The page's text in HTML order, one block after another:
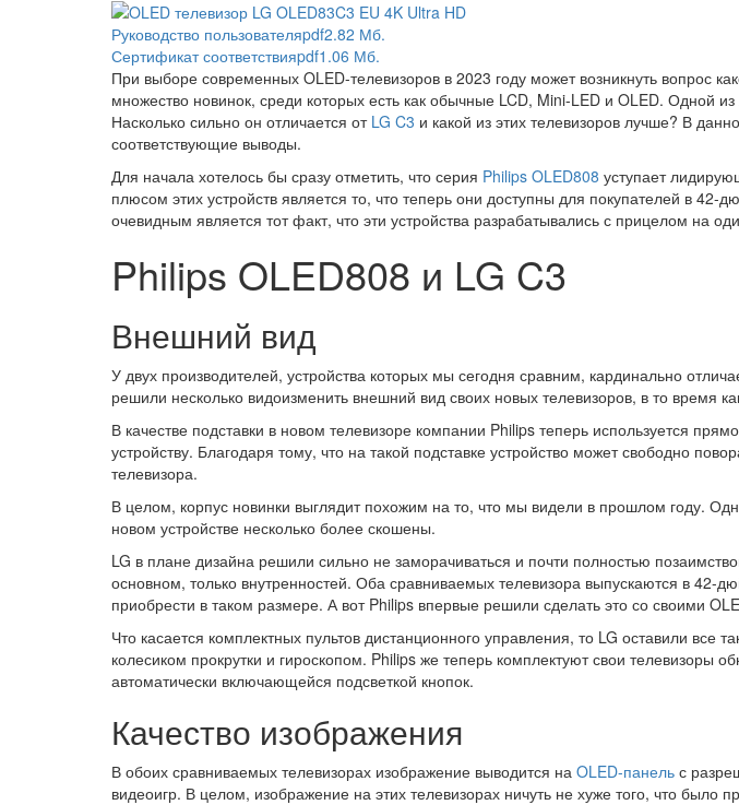
Руководство пользователяpdf2.82 Мб.
Сертификат соответствияpdf1.06 Мб.
При выборе современных OLED-телевизоров в 2023 году может возникнуть вопрос
множество новинок, среди которых есть как обычные LCD, Mini-LED и OLED. Одной
Насколько сильно он отличается от LG C3 и какой из этих телевизоров лучше? В
соответствующие выводы.
Для начала хотелось бы сразу отметить, что серия Philips OLED808 уступает
плюсом этих устройств является то, что теперь они доступны для покупателей в
очевидным является тот факт, что эти устройства разрабатывались с прицелом на
Philips OLED808 и LG C3
Внешний вид
У двух производителей, устройства которых мы сегодня сравним, кардинально
решили несколько видоизменить внешний вид своих новых телевизоров, в то
В качестве подставки в новом телевизоре компании Philips теперь используется
устройству. Благодаря тому, что на такой подставке устройство может свободно
телевизора.
В целом, корпус новинки выглядит похожим на то, что мы видели в прошлом году.
новом устройстве несколько более скошены.
LG в плане дизайна решили сильно не заморачиваться и почти полностью
основном, только внутренностей. Оба сравниваемых телевизора выпускаются в
приобрести в таком размере. А вот Philips впервые решили сделать это со своими
Что касается комплектных пультов дистанционного управления, то LG оставили все
колесиком прокрутки и гироскопом. Philips же теперь комплектуют свои
автоматически включающейся подсветкой кнопок.
Качество изображения
В обоих сравниваемых телевизорах изображение выводится на OLED-панель с
видеоигр. В целом, изображение на этих телевизорах ничуть не хуже того, что было